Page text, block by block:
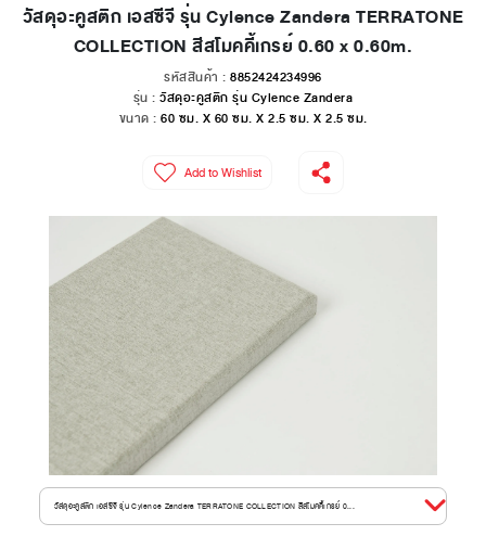
วัสดุอะคูสติก เอสซีจี รุ่น Cylence Zandera TERRATONE
COLLECTION สีสโมคคี้เกรย์ 0.60 x 0.60m.
รหัสสินค้า : 8852424234996
รุ่น : วัสดุอะคูสติก รุ่น Cylence Zandera
ขนาด : 60 ซม. X 60 ซม. X 2.5 ซม. X 2.5 ซม.
Add to Wishlist
วัสดุอะคูสติก เอสซีจี รุ่น Cylence Zandera TERRATONE COLLECTION สีสโมคคี้เกรย์ 0...